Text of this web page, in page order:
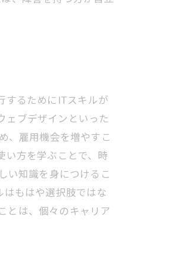
するためにITスキルが
ェブデザインといった
、雇用機会を増やすこ
い方を学ぶことで、時
い知識を身につけるこ
もはや選択肢ではな
とは、個々のキャリア